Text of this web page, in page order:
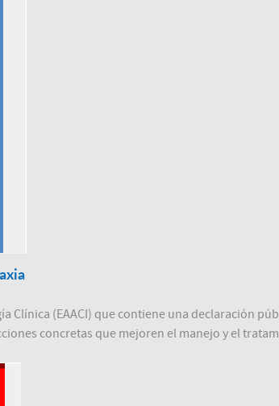
Clínica (EAACI) que contiene una declaración
concretas que mejoren el manejo y el